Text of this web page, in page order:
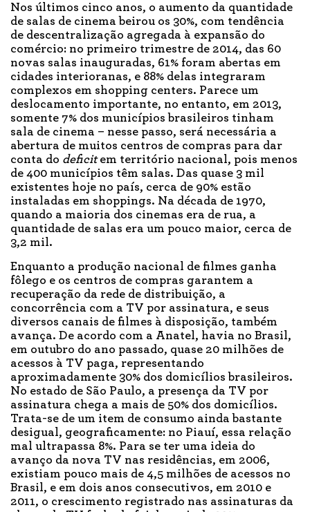
Nos últimos cinco anos, o aumento da quantidade
de salas de cinema beirou os 30%, com tendência
de descentralização agregada à expansão do
comércio: no primeiro trimestre de 2014, das 60
novas salas inauguradas, 61% foram abertas em
cidades interioranas, e 88% delas integraram
complexos em shopping centers. Parece um
deslocamento importante, no entanto, em 2013,
somente 7% dos municípios brasileiros tinham
sala de cinema – nesse passo, será necessária a
abertura de muitos centros de compras para dar
conta do deficitem território nacional, pois menos
de 400 municípios têm salas. Das quase 3 mil
existentes hoje no país, cerca de 90% estão
instaladas em shoppings. Na década de 1970,
quando a maioria dos cinemas era de rua, a
quantidade de salas era um pouco maior, cerca de
3,2 mil.
Enquanto a produção nacional de filmes ganha
fôlego e os centros de compras garantem a
recuperação da rede de distribuição, a
concorrência com a TV por assinatura, e seus
diversos canais de filmes à disposição, também
avança. De acordo com a Anatel, havia no Brasil,
em outubro do ano passado, quase 20 milhões de
acessos à TV paga, representando
aproximadamente 30% dos domicílios brasileiros.
No estado de São Paulo, a presença da TV por
assinatura chega a mais de 50% dos domicílios.
Trata-se de um item de consumo ainda bastante
desigual, geograficamente: no Piauí, essa relação
mal ultrapassa 8%. Para se ter uma ideia do
avanço da nova TV nas residências, em 2006,
existiam pouco mais de 4,5 milhões de acessos no
Brasil, e em dois anos consecutivos, em 2010 e
2011, o crescimento registrado nas assinaturas da